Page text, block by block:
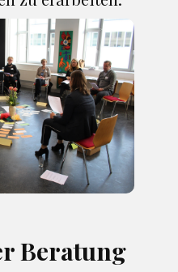
Beratung